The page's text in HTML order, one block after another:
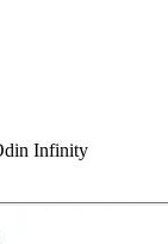
Infinity